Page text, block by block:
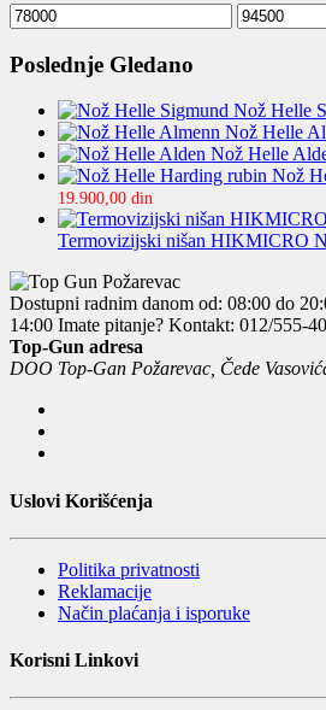
Minimalna
cena
Maksimalna
cena
Poslednje Gledano
Nož Helle
Nož Helle
Nož Helle
Nož
19.900,00 din
Termovizijski nišan HIKMICRO
Dostupni radnim danom od: 08:00 do
14:00 Imate pitanje? Kontakt: 012/555-
Top-Gun adresa
DOO Top-Gan Požarevac, Čede
Uslovi Korišćenja
Politika privatnosti
Reklamacije
Način plaćanja i isporuke
Korisni Linkovi